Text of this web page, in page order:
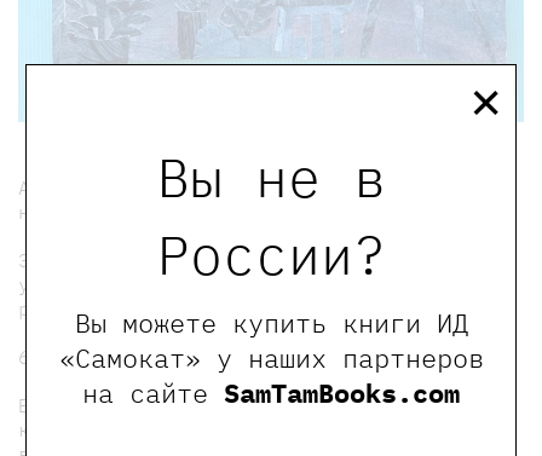
Вы не в
России?
Вы можете купить книги ИД
«Самокат» у наших партнеров
на сайте SamTamBooks.com
×
А еще узнаём почему делать каляки-маляки
не только приятно, но и полезно!
Это семейная мастерская, приходите если
умеете пользоваться ножницами и любите
рисовать.
6+
Билет на мастер-класс - это депозит,
который потом войдет в стоимость